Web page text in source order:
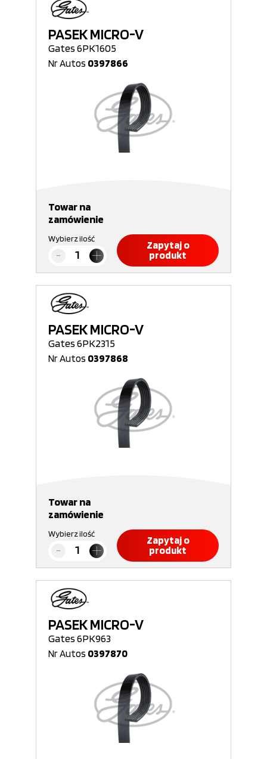
PASEK MICRO-V
Gates 6PK1605
Nr Autos 0397866
Towar na
zamówienie
Wybierz ilość
Zapytaj o
produkt
PASEK MICRO-V
Gates 6PK2315
Nr Autos 0397868
Towar na
zamówienie
Wybierz ilość
Zapytaj o
produkt
PASEK MICRO-V
Gates 6PK963
Nr Autos 0397870